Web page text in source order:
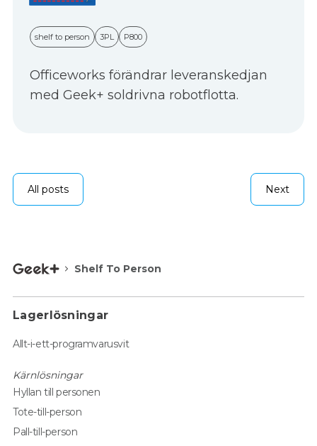
shelf to person 3PL P800
Officeworks förändrar leveranskedjan
med Geek+ soldrivna robotflotta.
All posts Next
Shelf To Person
Lagerlösningar
Allt-i-ett-programvarusvit
Kärnlösningar
Hyllan till personen
Tote-till-person
Pall-till-person